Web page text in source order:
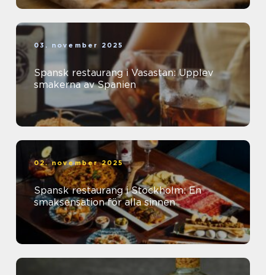
03. november 2025
Spansk restaurang i Vasastan: Upplev
smakerna av Spanien
02. november 2025
Spansk restaurang i Stockholm: En
smaksensation för alla sinnen